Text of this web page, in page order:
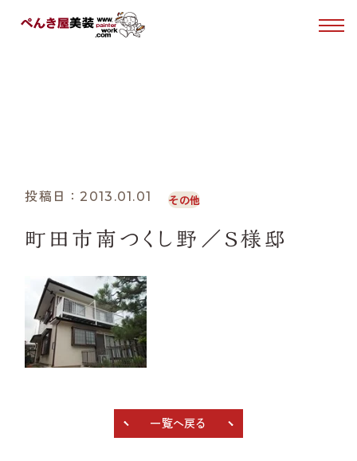
施工事例
Tel.0120-49-1030
受付時間 10:00〜15:00（日・月曜日定休）
投稿日：2013.01.01 その他
町田市南つくし野／Ｓ様邸
一覧へ戻る